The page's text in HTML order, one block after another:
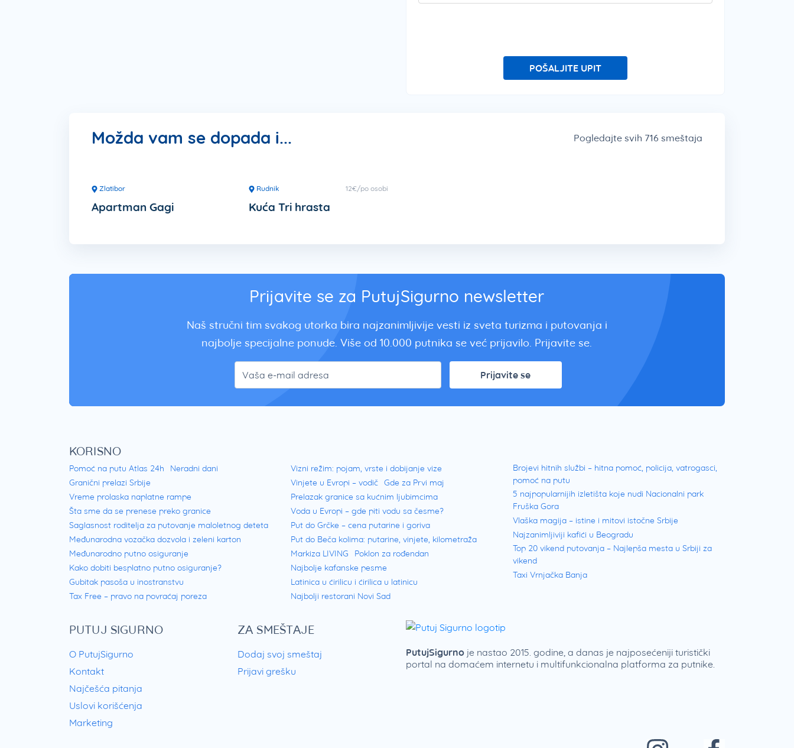
POŠALJITE UPIT
Možda vam se dopada i... Pogledajte svih 716 smeštaja
Zlatibor
Apartman Gagi
Rudnik 12€/po osobi
Kuća Tri hrasta
Prijavite se za PutujSigurno newsletter
Naš stručni tim svakog utorka bira najzanimljivije vesti iz sveta turizma i putovanja i
najbolje specijalne ponude. Više od 10.000 putnika se već prijavilo. Prijavite se.
Prijavite se
KORISNO
Pomoć na putu Atlas 24h
Neradni dani
Granični prelazi Srbije
Vreme prolaska naplatne rampe
Šta sme da se prenese preko granice
Saglasnost roditelja za putovanje maloletnog deteta
Međunarodna vozačka dozvola i zeleni karton
Međunarodno putno osiguranje
Kako dobiti besplatno putno osiguranje?
Gubitak pasoša u inostranstvu
Tax Free – pravo na povraćaj poreza
Vizni režim: pojam, vrste i dobijanje vize
Vinjete u Evropi – vodič Gde za Prvi maj
Prelazak granice sa kućnim ljubimcima
Voda u Evropi – gde piti vodu sa česme?
Put do Grčke – cena putarine i goriva
Put do Beča kolima: putarine, vinjete, kilometraža
Markiza LIVING
Poklon za rođendan
Najbolje kafanske pesme
Latinica u ćirilicu i ćirilica u latinicu
Najbolji restorani Novi Sad
Brojevi hitnih službi – hitna pomoć, policija, vatrogasci,
pomoć na putu
5 najpopularnijih izletišta koje nudi Nacionalni park
Fruška Gora
Vlaška magija – istine i mitovi istočne Srbije
Najzanimljiviji kafići u Beogradu
Top 20 vikend putovanja – Najlepša mesta u Srbiji za
vikend
Taxi Vrnjačka Banja
PUTUJ SIGURNO
O PutujSigurno
Kontakt
Najčešća pitanja
Uslovi korišćenja
Marketing
ZA SMEŠTAJE
Dodaj svoj smeštaj
Prijavi grešku
PutujSigurno je nastao 2015. godine, a danas je najposećeniji turistički
portal na domaćem internetu i multifunkcionalna platforma za putnike.